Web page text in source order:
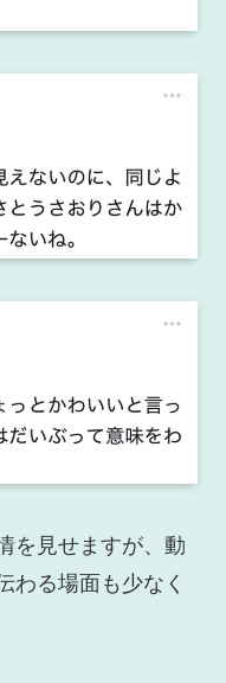
を見せますが、動
わる場面も少なく